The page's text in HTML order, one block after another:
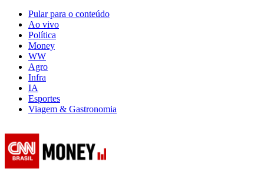
Pular para o conteúdo
Ao vivo
Política
Money
WW
Agro
Infra
IA
Esportes
Viagem & Gastronomia